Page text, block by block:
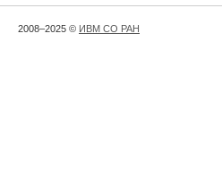
2008–2025 © ИВМ СО РАН